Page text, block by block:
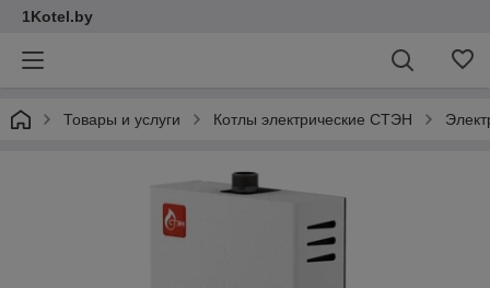
1Kotel.by
Товары и услуги Котлы электрические СТЭН